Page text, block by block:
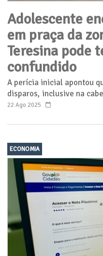
Adolescente
em praça da
Teresina pode
confundido
A perícia inicial apontou
disparos, inclusive na
22 Ago 2025
ECONOMIA